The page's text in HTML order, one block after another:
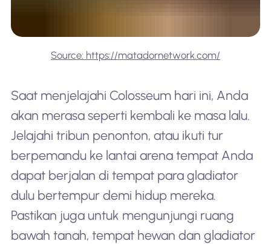
Source: https://matadornetwork.com/
Saat menjelajahi Colosseum hari ini, Anda
akan merasa seperti kembali ke masa lalu.
Jelajahi tribun penonton, atau ikuti tur
berpemandu ke lantai arena tempat Anda
dapat berjalan di tempat para gladiator
dulu bertempur demi hidup mereka.
Pastikan juga untuk mengunjungi ruang
bawah tanah, tempat hewan dan gladiator